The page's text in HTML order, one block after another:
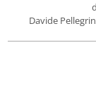
Davide